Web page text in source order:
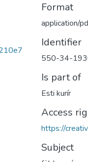
Format
application/
Identifier
550-34-
Is part of
Esti kurír
Access
https://
Subject